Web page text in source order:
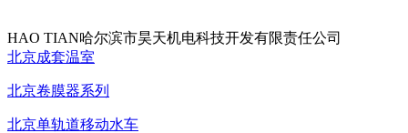
HAO TIAN哈尔滨市昊天机电科技开发有限责任公司
北京成套温室
北京卷膜器系列
北京单轨道移动水车